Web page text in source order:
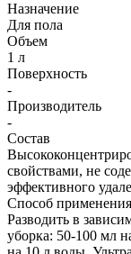
Назначение
Для пола
Объем
1 л
Поверхность
-
Производитель
-
Состав
свойствами, не
эффективного
Способ применения
Разводить в
уборка: 50-100 мл